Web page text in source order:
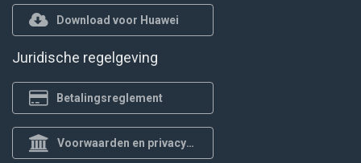
Download voor Huawei
Juridische regelgeving
Betalingsreglement
Voorwaarden en privacybeleid